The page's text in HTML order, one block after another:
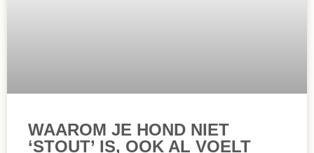
WAAROM JE HOND NIET
‘STOUT’ IS, OOK AL VOELT